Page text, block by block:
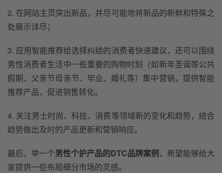
2. 在网站主页突出新品，并尽可能地将新品的新鲜和特殊之
处展示详尽；
3. 应用智能推荐给选择纠结的消费者快速建议，还可以围绕
男性消费者生活中一些重要的购物时刻（如新年圣诞等公共
假期、父亲节母亲节、毕业、婚礼等）集中营销，提供智能
推荐产品，促进销售转化。
4. 关注男士时尚、科技、消费等领域新的变化和趋势，结合
趋势做出及时的产品更新和营销响应。
最后，举一个男性个护产品的DTC品牌案例，希望能够给大
家提供一些布局细分市场的灵感。